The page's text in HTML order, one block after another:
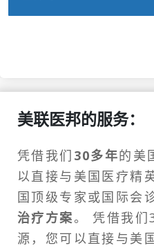
美联医邦的服务：
凭借我们 30多年的美
以直接与美国医疗精
国顶级专家或国际会
治疗方案。 凭借我们
源，您可以直接与美